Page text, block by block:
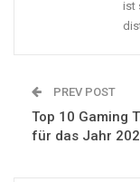
ist
PREV POST
Top 10 Gaming
für das Jahr